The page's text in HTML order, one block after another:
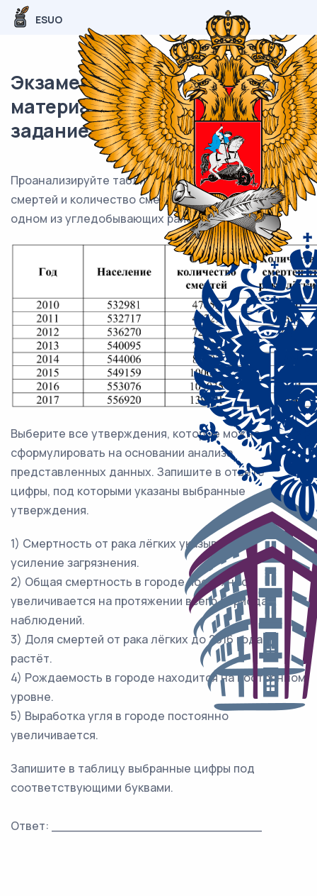
ESUO
Экзаменационный (типовой)
материал ЕГЭ / Биология / 21
задание (24) / 54
Проанализируйте таблицу «Общее количество
смертей и количество смертей от рака лёгких в
одном из угледобывающих районов России».
Выберите все утверждения, которые можно
сформулировать на основании анализа
представленных данных. Запишите в ответе
цифры, под которыми указаны выбранные
утверждения.
1) Смертность от рака лёгких указывает на
усиление загрязнения.
2) Общая смертность в городе постоянно
увеличивается на протяжении всего периода
наблюдений.
3) Доля смертей от рака лёгких до 2016 года
растёт.
4) Рождаемость в городе находится на постоянном
уровне.
5) Выработка угля в городе постоянно
увеличивается.
Запишите в таблицу выбранные цифры под
соответствующими буквами.
Ответ: ___________________________